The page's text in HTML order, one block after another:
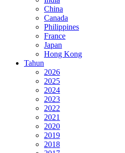
China
Canada
Philippines
France
Japan
Hong Kong
Tahun
2026
2025
2024
2023
2022
2021
2020
2019
2018